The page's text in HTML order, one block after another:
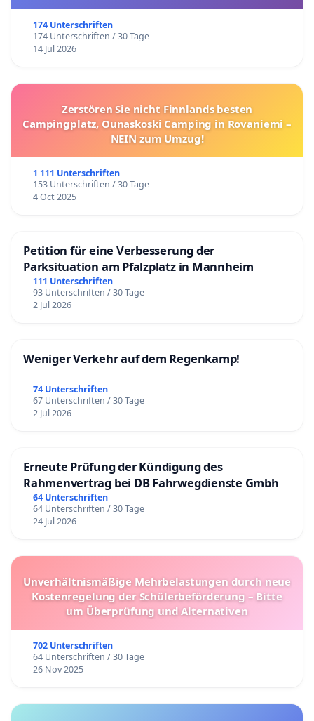
174 Unterschriften
174 Unterschriften / 30 Tage
14 Jul 2026
Zerstören Sie nicht Finnlands besten
Campingplatz, Ounaskoski Camping in Rovaniemi –
NEIN zum Umzug!
1 111 Unterschriften
153 Unterschriften / 30 Tage
4 Oct 2025
Petition für eine Verbesserung der
Parksituation am Pfalzplatz in Mannheim
111 Unterschriften
93 Unterschriften / 30 Tage
2 Jul 2026
Weniger Verkehr auf dem Regenkamp!
74 Unterschriften
67 Unterschriften / 30 Tage
2 Jul 2026
Erneute Prüfung der Kündigung des
Rahmenvertrag bei DB Fahrwegdienste Gmbh
64 Unterschriften
64 Unterschriften / 30 Tage
24 Jul 2026
Unverhältnismäßige Mehrbelastungen durch neue
Kostenregelung der Schülerbeförderung – Bitte
um Überprüfung und Alternativen
702 Unterschriften
64 Unterschriften / 30 Tage
26 Nov 2025